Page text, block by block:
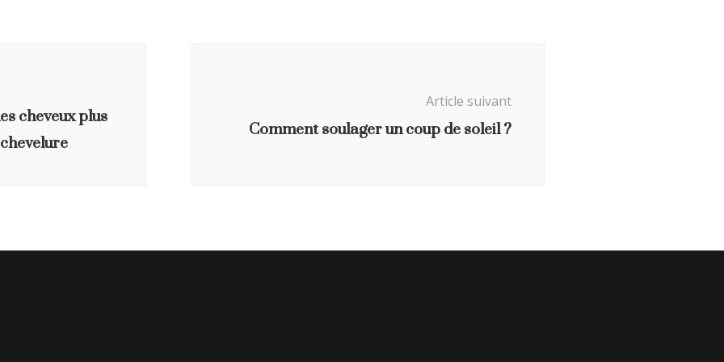
cheveux plus Article suivant
Comment soulager un coup de soleil ?